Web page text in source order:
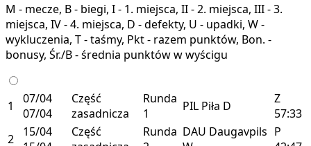
M - mecze, B - biegi, I - 1. miejsca, II - 2. miejsca, III - 3.
miejsca, IV - 4. miejsca, D - defekty, U - upadki, W -
wykluczenia, T - taśmy, Pkt - razem punktów, Bon. -
bonusy, Śr./B - średnia punktów w wyścigu
1
07/04
07/04
Część
zasadnicza
Runda
1
PIL Piła D
Z
57:33
2
15/04
Część
Runda DAU Daugavpils P